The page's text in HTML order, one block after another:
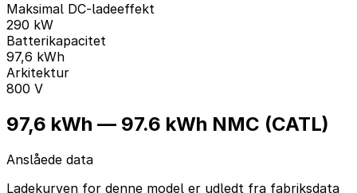
Maksimal DC-ladeeffekt
290 kW
Batterikapacitet
97,6 kWh
Arkitektur
800 V
97,6 kWh — 97.6 kWh NMC (CATL)
Anslåede data
Ladekurven for denne model er udledt fra fabriksdata